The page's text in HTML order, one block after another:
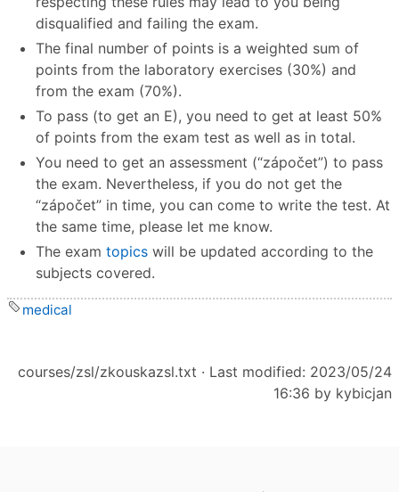
disqualified and failing the exam.
The final number of points is a weighted sum of
points from the laboratory exercises (30%) and
from the exam (70%).
To pass (to get an E), you need to get at least 50%
of points from the exam test as well as in total.
You need to get an assessment (“zápočet”) to pass
the exam. Nevertheless, if you do not get the
“zápočet” in time, you can come to write the test. At
the same time, please let me know.
The exam topics will be updated according to the
subjects covered.
medical
courses/zsl/zkouskazsl.txt · Last modified: 2023/05/24
16:36 by kybicjan